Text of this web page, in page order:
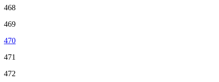
468
469
470
471
472